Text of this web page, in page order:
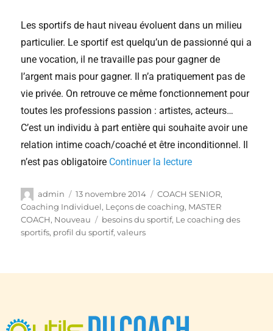
Les sportifs de haut niveau évoluent dans un milieu
particulier. Le sportif est quelqu’un de passionné qui a
une vocation, il ne travaille pas pour gagner de
l’argent mais pour gagner. Il n’a pratiquement pas de
vie privée. On retrouve ce même fonctionnement pour
toutes les professions passion : artistes, acteurs…
C’est un individu à part entière qui souhaite avoir une
relation intime coach/coaché et être inconditionnel. Il
n’est pas obligatoire Continuer la lecture
admin 13 novembre 2014 COACH SENIOR,
Coaching Individuel, Leçons de coaching, MASTER
COACH, Nouveau besoins du sportif, Le coaching des
sportifs, profil du sportif,valeurs